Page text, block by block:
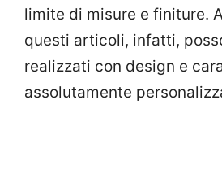
limite di misure e finiture.
questi articoli, infatti,
realizzati con design e
assolutamente